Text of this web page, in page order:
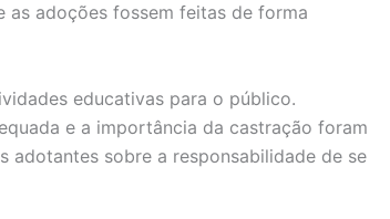
as adoções fossem feitas de forma
educativas para o público.
e a importância da castração foram
adotantes sobre a responsabilidade de se